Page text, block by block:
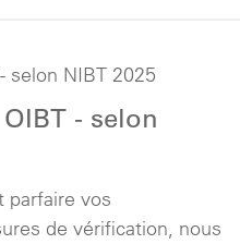
- selon
parfaire vos
de vérification, nous